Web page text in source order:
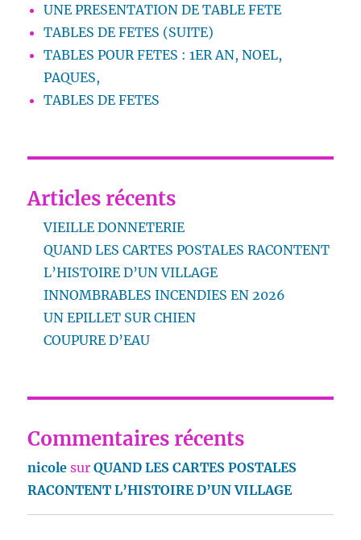
UNE PRESENTATION DE TABLE FETE
TABLES DE FETES (SUITE)
TABLES POUR FETES : 1ER AN, NOEL,
PAQUES,
TABLES DE FETES
Articles récents
VIEILLE DONNETERIE
QUAND LES CARTES POSTALES RACONTENT
L’HISTOIRE D’UN VILLAGE
INNOMBRABLES INCENDIES EN 2026
UN EPILLET SUR CHIEN
COUPURE D’EAU
Commentaires récents
nicole surQUAND LES CARTES POSTALES
RACONTENT L’HISTOIRE D’UN VILLAGE